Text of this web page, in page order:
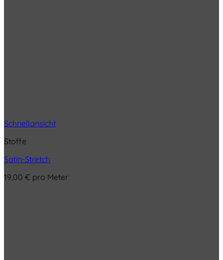
Schnellansicht
Stoffe
Satin-Stretch
19,00 € pro Meter